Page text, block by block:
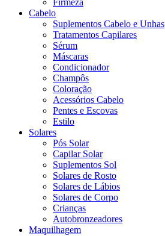
Firmeza
Cabelo
Suplementos Cabelo e Unhas
Tratamentos Capilares
Sérum
Máscaras
Condicionador
Champôs
Coloração
Acessórios Cabelo
Pentes e Escovas
Estilo
Solares
Pós Solar
Capilar Solar
Suplementos Sol
Solares de Rosto
Solares de Lábios
Solares de Corpo
Crianças
Autobronzeadores
Maquilhagem